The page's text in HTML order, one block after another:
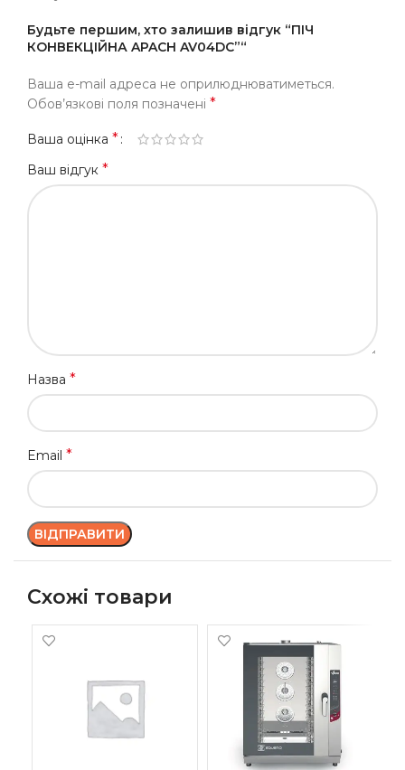
Будьте першим, хто залишив відгук “ПІЧ
КОНВЕКЦІЙНА APACH AV04DC”“
Ваша e-mail адреса не оприлюднюватиметься.
Обов’язкові поля позначені *
Ваша оцінка *
Ваш відгук *
Назва *
Email *
Схожі товари